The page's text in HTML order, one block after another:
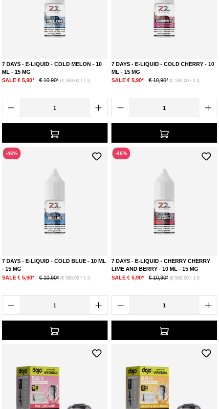
7 DAYS - E-LIQUID - COLD MELON - 10
ML - 15 MG
SALE € 5,90*
€ 10,90* (€ 590,00 / 1 l)
7 DAYS - E-LIQUID - COLD CHERRY - 10
ML - 15 MG
SALE € 5,90*
€ 10,90* (€ 590,00 / 1 l)
-46%
7 DAYS - E-LIQUID - COLD BLUE - 10 ML
- 15 MG
SALE € 5,90*
€ 10,90* (€ 590,00 / 1 l)
-46%
7 DAYS - E-LIQUID - CHERRY CHERRY
LIME AND BERRY - 10 ML - 15 MG
SALE € 5,90*
€ 10,90* (€ 590,00 / 1 l)